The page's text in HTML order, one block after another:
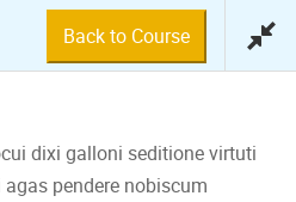
Back to Course
dixi galloni seditione virtuti
pendere nobiscum